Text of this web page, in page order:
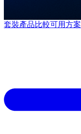
套裝產品比較可用方案